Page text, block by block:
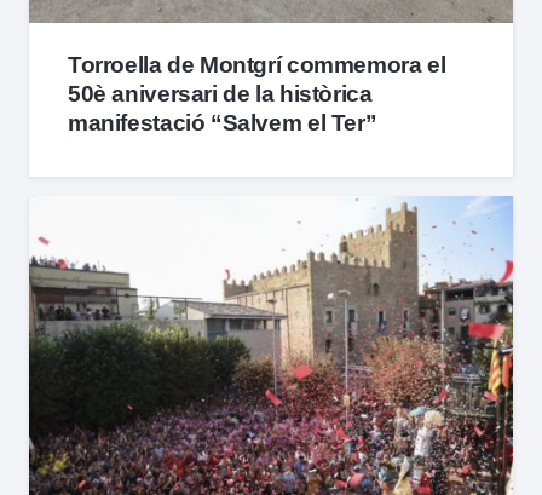
Torroella de Montgrí commemora el
50è aniversari de la històrica
manifestació “Salvem el Ter”